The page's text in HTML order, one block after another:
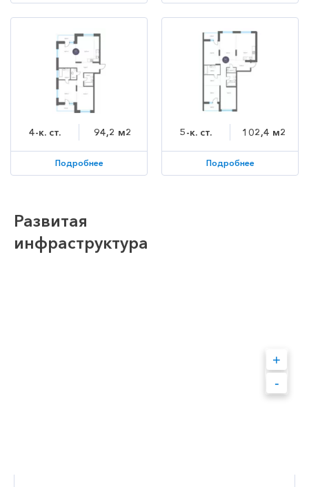
4-к. ст. 94,2 м2
Подробнее
5-к. ст. 102,4 м2
Подробнее
Развитая
инфраструктура
+
-